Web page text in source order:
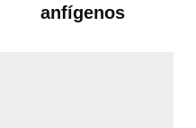
anfígenos